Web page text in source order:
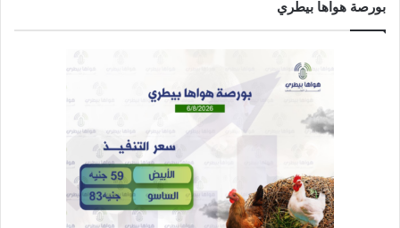
بورصة هواها بيطري